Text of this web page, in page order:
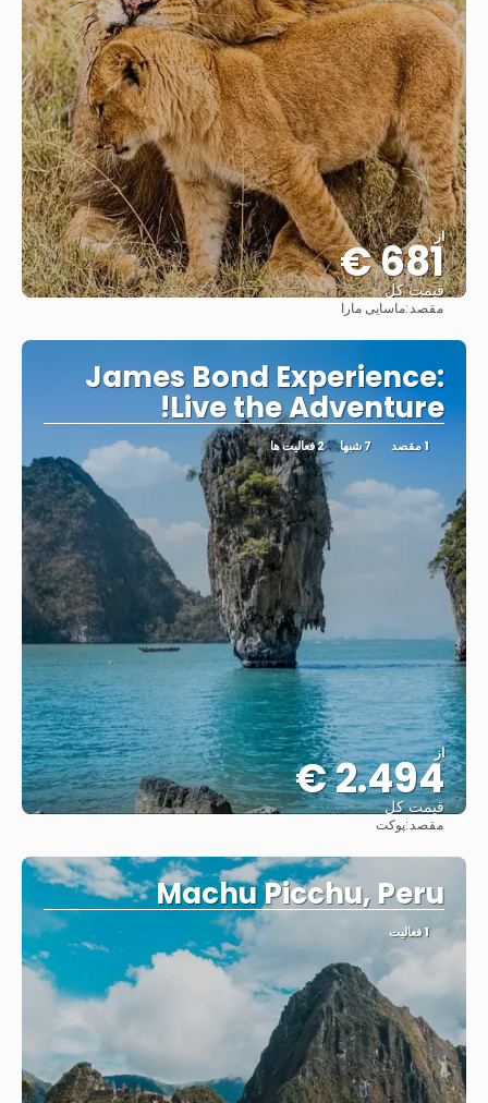
از
681 €
قیمت کل
مقصد:ماسایی مارا
James Bond Experience:
Live the Adventure!
1 مقصد 7 شبها 2 فعالیت ها
از
2.494 €
قیمت کل
مقصد:پوکت
Machu Picchu, Peru
1 فعالیت